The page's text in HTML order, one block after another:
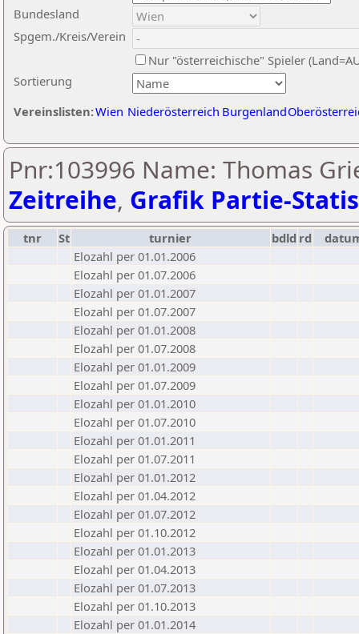
Sortierung
Bundesland
Spgem./Kreis/Verein
Nur "österreichische" Spieler
Vereinslisten:Wien Niederösterreich Burgenland
Pnr:103996 Name: Thomas
Zeitreihe, Grafik Partie-
tnr St turnier bdld rd
Elozahl per 01.01.2006
Elozahl per 01.07.2006
Elozahl per 01.01.2007
Elozahl per 01.07.2007
Elozahl per 01.01.2008
Elozahl per 01.07.2008
Elozahl per 01.01.2009
Elozahl per 01.07.2009
Elozahl per 01.01.2010
Elozahl per 01.07.2010
Elozahl per 01.01.2011
Elozahl per 01.07.2011
Elozahl per 01.01.2012
Elozahl per 01.04.2012
Elozahl per 01.07.2012
Elozahl per 01.10.2012
Elozahl per 01.01.2013
Elozahl per 01.04.2013
Elozahl per 01.07.2013
Elozahl per 01.10.2013
Elozahl per 01.01.2014